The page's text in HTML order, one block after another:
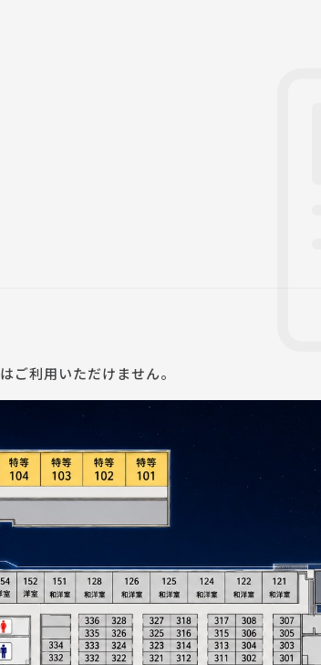
ご利用いただけません。